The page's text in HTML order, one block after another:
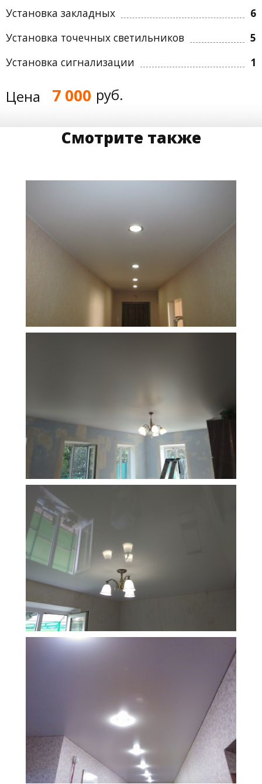
Установка закладных
6
Установка точечных светильников
5
Установка сигнализации
1
Цена 7 000 руб.
Смотрите также
8 м Стоимость 4 500 руб.
Площадь 19 м2 Стоимость 9 000 руб.
Площадь
Площадь 10 м Стоимость 6 500 руб.